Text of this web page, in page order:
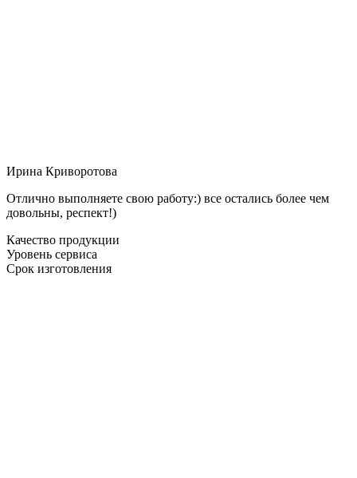
Ирина Криворотова
Отлично выполняете свою работу:) все остались более чем
довольны, респект!)
Качество продукции
Уровень сервиса
Срок изготовления